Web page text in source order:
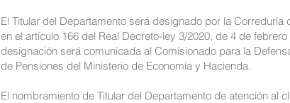
El Titular del Departamento será designado por la
en el artículo 166 del Real Decreto-ley 3/2020, de 4 de
designación será comunicada al Comisionado para la
de Pensiones del Ministerio de Economía y Hacienda.
El nombramiento de Titular del Departamento de atención